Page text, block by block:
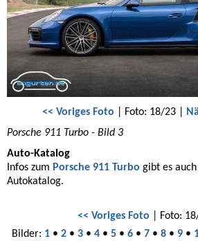
<< Voriges Foto | Foto: 18/23 |
Porsche 911 Turbo - Bild 3
Auto-Katalog
Infos zum Porsche 911 Turbo gibt es
Autokatalog.
<< Voriges Foto | Foto:
Bilder: 1• 2• 3• 4• 5• 6• 7• 8• 9•